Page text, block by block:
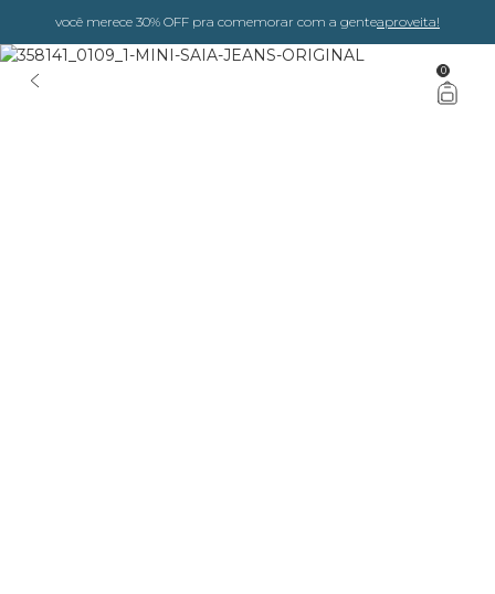
você merece 30% OFF pra comemorar com a genteaproveita!
0